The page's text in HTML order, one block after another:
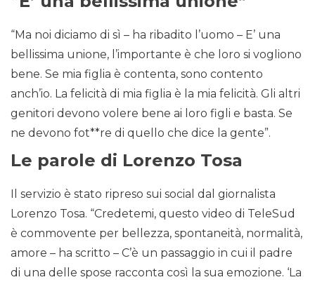
“Ma noi diciamo di sì – ha ribadito l’uomo – E’ una
bellissima unione, l’importante è che loro si vogliono
bene. Se mia figlia è contenta, sono contento
anch’io. La felicità di mia figlia è la mia felicità. Gli altri
genitori devono volere bene ai loro figli e basta. Se
ne devono fot**re di quello che dice la gente”.
Le parole di Lorenzo Tosa
Il servizio è stato ripreso sui social dal giornalista
Lorenzo Tosa. “Credetemi, questo video di TeleSud
è commovente per bellezza, spontaneità, normalità,
amore – ha scritto – C’è un passaggio in cui il padre
di una delle spose racconta così la sua emozione. ‘La